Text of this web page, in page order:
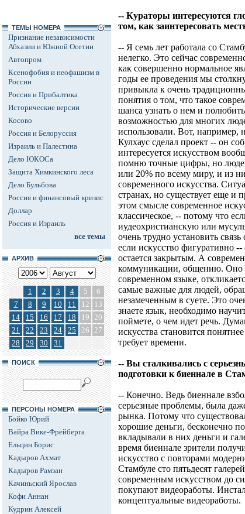
ТЕМЫ НОМЕРА
Признание независимости
Абхазии и Южной Осетии
Автопром
Ксенофобия и неофашизм в
России
Россия и Прибалтика
Исторические версии
Косово
Россия и Белоруссия
Израиль и Палестина
Дело ЮКОСа
Защита Химкинского леса
Дело Бульбова
Россия и финансовый кризис
Доллар
Россия и Израиль
все темы
АРХИВ
1 2 3 4 5
6
7
8 9 10 11 12
13
14
15 16 17 18 19 20
21
22 23 24 25 26 27
28
29 30 31
ПОИСК
ПЕРСОНЫ НОМЕРА
Бойко Юрий
Вайра Вике-Фрейберга
Ельцин Борис
Кадыров Ахмат
Кадыров Рамзан
Качиньский Ярослав
Кофи Аннан
Кудрин Алексей
-- Кураторы интересуются
том, как заинтересовать
-- Я семь лет работала со
нелегко. Это сейчас
как совершенно нормальное
годы ее проведения мы
привыкла к очень
понятия о том, что такое
шанса узнать о нем и
возможностью для многих
использовали. Вот,
Кулхаус сделал проект -- он
интересуется искусством
помню точные цифры, но
или 20% по всему миру, и из
современного искусства.
странах, но существует еще и
этом смысле современное
классическое, -- потому что
иудеохристианскую или
очень трудно установить
если искусство фигуративно
остается закрытым. А
коммуникации, общению. Оно
современном языке,
самые важные для людей,
незамеченным в суете. Это
знаете язык, необходимо
поймете, о чем идет речь.
искусства становится
требует времени.
-- Вы сталкивались с
подготовки к биеннале в
-- Конечно. Ведь биеннале
серьезные проблемы, была
рынка. Потому что
хорошие деньги, бесконечно
вкладывали в них деньги и
время биеннале зрители
искусство с повторами
Стамбуле сто пятьдесят
современным искусством до
покупают видеоработы.
концептуальные видеоработы.